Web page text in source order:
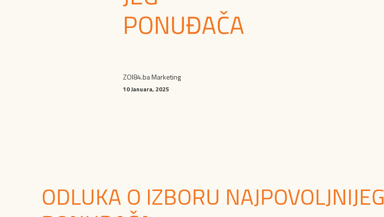
PONUĐAČA
ZOI84.ba Marketing
10 Januara, 2025
ODLUKA O IZBORU NAJPOVOLJNIJEG